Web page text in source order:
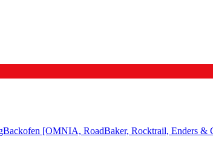
[OMNIA, RoadBaker, Rocktrail, Enders &